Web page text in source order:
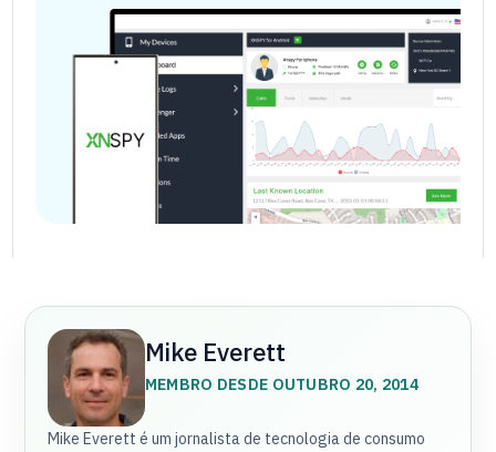
Mike Everett
MEMBRO DESDE OUTUBRO 20, 2014
Mike Everett é um jornalista de tecnologia de consumo